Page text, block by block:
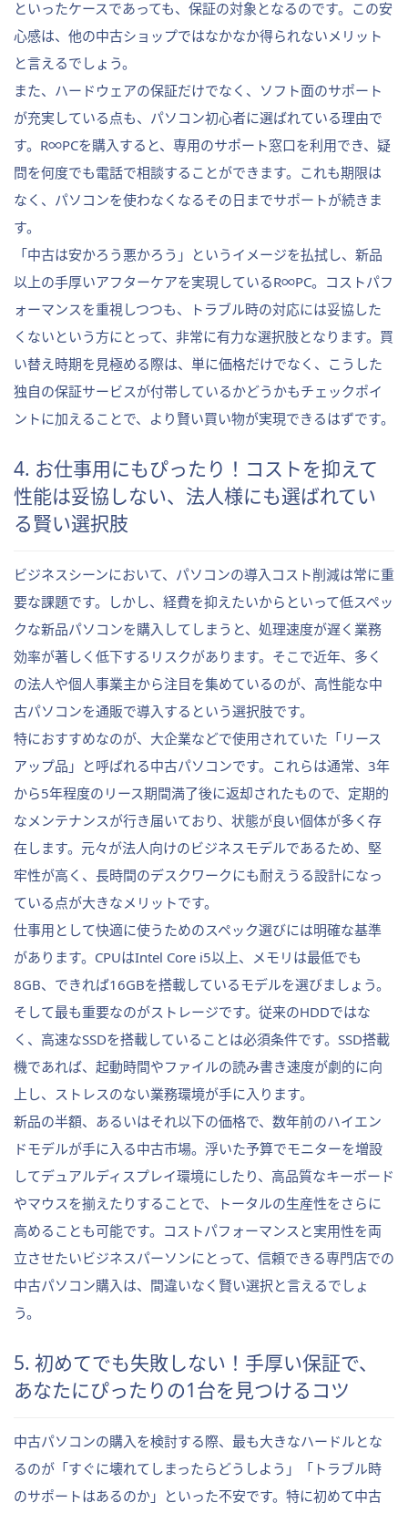
といったケースであっても、保証の対象となるのです。この安
心感は、他の中古ショップではなかなか得られないメリット
と言えるでしょう。
また、ハードウェアの保証だけでなく、ソフト面のサポート
が充実している点も、パソコン初心者に選ばれている理由で
す。R∞PCを購入すると、専用のサポート窓口を利用でき、疑
問を何度でも電話で相談することができます。これも期限は
なく、パソコンを使わなくなるその日までサポートが続きま
す。
「中古は安かろう悪かろう」というイメージを払拭し、新品
以上の手厚いアフターケアを実現しているR∞PC。コストパフ
ォーマンスを重視しつつも、トラブル時の対応には妥協した
くないという方にとって、非常に有力な選択肢となります。買
い替え時期を見極める際は、単に価格だけでなく、こうした
独自の保証サービスが付帯しているかどうかもチェックポイ
ントに加えることで、より賢い買い物が実現できるはずです。
4. お仕事用にもぴったり！コストを抑えて
性能は妥協しない、法人様にも選ばれてい
る賢い選択肢
ビジネスシーンにおいて、パソコンの導入コスト削減は常に重
要な課題です。しかし、経費を抑えたいからといって低スペッ
クな新品パソコンを購入してしまうと、処理速度が遅く業務
効率が著しく低下するリスクがあります。そこで近年、多く
の法人や個人事業主から注目を集めているのが、高性能な中
古パソコンを通販で導入するという選択肢です。
特におすすめなのが、大企業などで使用されていた「リース
アップ品」と呼ばれる中古パソコンです。これらは通常、3年
から5年程度のリース期間満了後に返却されたもので、定期的
なメンテナンスが行き届いており、状態が良い個体が多く存
在します。元々が法人向けのビジネスモデルであるため、堅
牢性が高く、長時間のデスクワークにも耐えうる設計になっ
ている点が大きなメリットです。
仕事用として快適に使うためのスペック選びには明確な基準
があります。CPUはIntel Core i5以上、メモリは最低でも
8GB、できれば16GBを搭載しているモデルを選びましょう。
そして最も重要なのがストレージです。従来のHDDではな
く、高速なSSDを搭載していることは必須条件です。SSD搭載
機であれば、起動時間やファイルの読み書き速度が劇的に向
上し、ストレスのない業務環境が手に入ります。
新品の半額、あるいはそれ以下の価格で、数年前のハイエン
ドモデルが手に入る中古市場。浮いた予算でモニターを増設
してデュアルディスプレイ環境にしたり、高品質なキーボード
やマウスを揃えたりすることで、トータルの生産性をさらに
高めることも可能です。コストパフォーマンスと実用性を両
立させたいビジネスパーソンにとって、信頼できる専門店での
中古パソコン購入は、間違いなく賢い選択と言えるでしょ
う。
5. 初めてでも失敗しない！手厚い保証で、
あなたにぴったりの1台を見つけるコツ
中古パソコンの購入を検討する際、最も大きなハードルとな
るのが「すぐに壊れてしまったらどうしよう」「トラブル時
のサポートはあるのか」といった不安です。特に初めて中古